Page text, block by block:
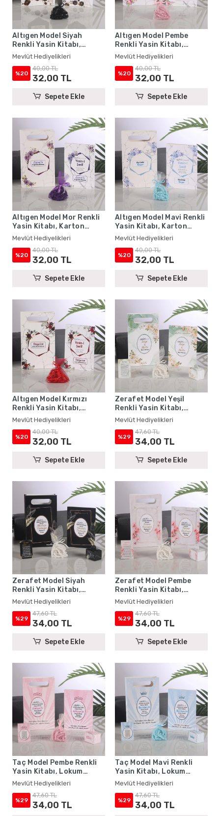
Altıgen Model Siyah
Renkli Yasin Kitabı,
Karton Çanta ve Tesbih -
Mevlüt Hediyelikleri
Mevlüt Hediyelikleri
%20
40,00 TL
32,00 TL
Sepete Ekle
Altıgen Model Pembe
Renkli Yasin Kitabı,
Karton Çanta ve Tesbih -
Mevlüt Hediyelikleri
Mevlüt Hediyelikleri
%20
40,00 TL
32,00 TL
Sepete Ekle
Altıgen Model Mor Renkli
Yasin Kitabı, Karton
Çanta ve Tesbih - Mevlüt
Hediyelikleri
Mevlüt Hediyelikleri
%20
40,00 TL
32,00 TL
Sepete Ekle
Altıgen Model Mavi Renkli
Yasin Kitabı, Karton
Çanta ve Tesbih - Mevlüt
Hediyelikleri
Mevlüt Hediyelikleri
%20
40,00 TL
32,00 TL
Sepete Ekle
Altıgen Model Kırmızı
Renkli Yasin Kitabı,
Karton Çanta ve Tesbih -
Mevlüt Hediyelikleri
Mevlüt Hediyelikleri
%20
40,00 TL
32,00 TL
Sepete Ekle
Zerafet Model Yeşil
Renkli Yasin Kitabı,
Lokum Kutusu, Magnet,
Karton Çanta ve Tesbih -
Mevlüt Hediyelikleri
Mevlüt Hediyelikleri
%29
47,60 TL
34,00 TL
Sepete Ekle
Zerafet Model Siyah
Renkli Yasin Kitabı,
Lokum Kutusu, Magnet,
Karton Çanta ve Tesbih -
Mevlüt Hediyelikleri
Mevlüt Hediyelikleri
%29
47,60 TL
34,00 TL
Sepete Ekle
Zerafet Model Pembe
Renkli Yasin Kitabı,
Lokum Kutusu, Magnet,
Karton Çanta ve Tesbih -
Mevlüt Hediyelikleri
Mevlüt Hediyelikleri
%29
47,60 TL
34,00 TL
Sepete Ekle
Taç Model Pembe Renkli
Yasin Kitabı, Lokum
Kutusu, Magnet, Karton
Çanta ve Tesbih - Mevlüt
Hediyelikleri
Mevlüt Hediyelikleri
%29
47,60 TL
34,00 TL
Taç Model Mavi Renkli
Yasin Kitabı, Lokum
Kutusu, Magnet, Karton
Çanta ve Tesbih - Mevlüt
Hediyelikleri
Mevlüt Hediyelikleri
%29
47,60 TL
34,00 TL